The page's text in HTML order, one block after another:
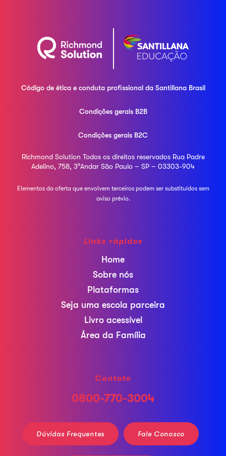
Código de ética e conduta profissional daSantillana Brasil
Condições gerais B2B
Condições gerais B2C
Richmond Solution Todos os direitos reservados Rua Padre
Adelino, 758, 3°Andar São Paulo – SP – 03303-904
Elementos da oferta que envolvem terceiros podem sersubstituídos sem
aviso prévio.
Links rápidos
Home
Sobre nós
Plataformas
Seja uma escola parceira
Livro acessível
Área da Família
Contato
0800-770-3004
Dúvidas Frequentes Fale Conosco